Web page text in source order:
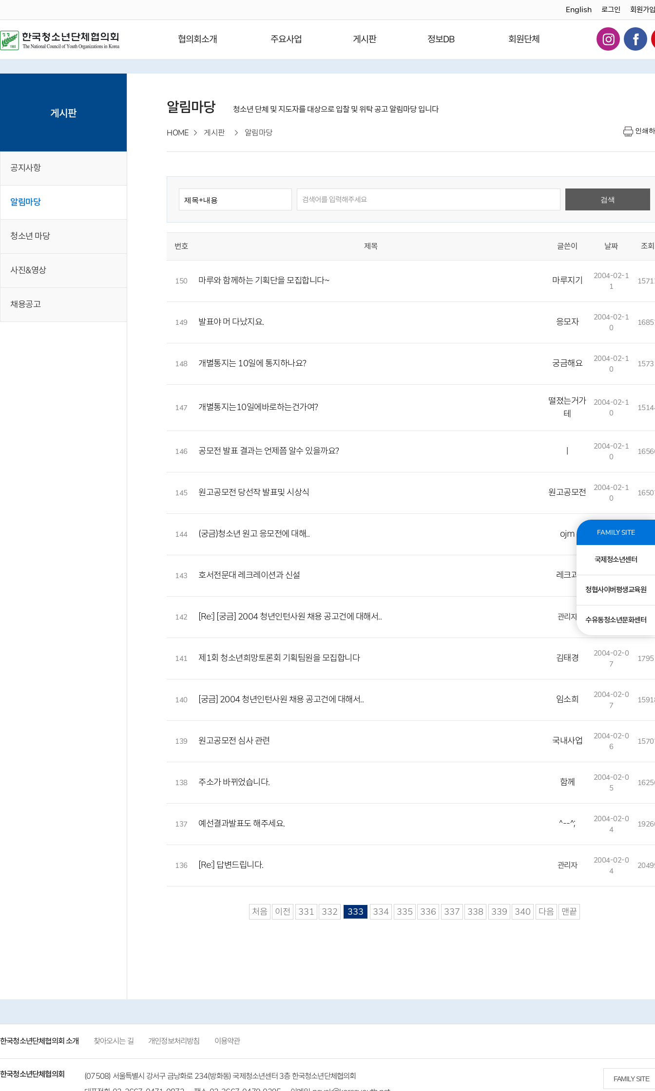
English 로그인 회원가입
협의회소개 주요사업 게시판 정보DB 회원단체
FAMILY SITE
국제청소년센터
청협사이버평생교육원
수유동청소년문화센터
게시판
공지사항
알림마당
청소년 마당
사진&영상
채용공고
알림마당 청소년 단체 및 지도자를 대상으로 입찰 및 위탁 공고 알림마당 입니다
HOME 게시판 알림마당 인쇄
번호 제목 글쓴이 날짜 조회
150 마루와 함께하는 기획단을 모집합니다~ 마루지기
2004-02-1
1
149 발표야 머 다났지요. 응모자
2004-02-1
0
148 개별통지는 10일에 통지하나요? 궁금해요
2004-02-1
0
147 개별통지는10일에바로하는건가여?
떨졌는거가
테
2004-02-1
0
146 공모전 발표 결과는 언제쯤 알수 있을까요? ㅣ
2004-02-1
0
145 원고공모전 당선작 발표및 시상식 원고공모전
2004-02-1
0
144 (궁금)청소년 원고 응모전에 대해.. ojm
2004-02-0
143 호서전문대 레크레이션과 신설 레크과
142 [Re:] [궁금] 2004 청년인턴사원 채용 공고건에 대해서.. 관리자
7
141 제1회 청소년희망토론회 기획팀원을 모집합니다 김태경
2004-02-0
7
140 [궁금] 2004 청년인턴사원 채용 공고건에 대해서.. 임소희
2004-02-0
7
139 원고공모전 심사 관련 국내사업
2004-02-0
6
138 주소가 바뀌었습니다. 함께
2004-02-0
5
137 예선결과발표도 해주세요. ^--^;
2004-02-0
4
136 [Re:] 답변드립니다. 관리자
2004-02-0
4
처음 이전 331 332 333 334 335 336 337 338 339 340 다음 맨끝
한국청소년단체협의회 소개 찾아오시는 길 개인정보처리방침 이용약관
FAMILY SITE
한국청소년단체협의회
(07508) 서울특별시 강서구 금낭화로 234(방화동) 국제청소년센터 3층 한국청소년단체협의회